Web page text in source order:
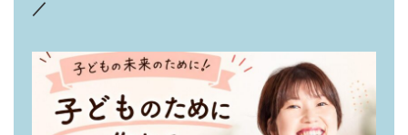
／